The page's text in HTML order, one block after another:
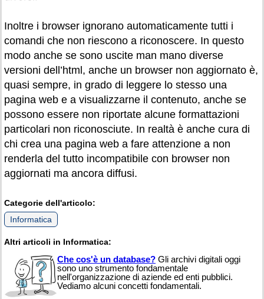
Inoltre i browser ignorano automaticamente tutti i
comandi che non riescono a riconoscere. In questo
modo anche se sono uscite man mano diverse
versioni dell’html, anche un browser non aggiornato è,
quasi sempre, in grado di leggere lo stesso una
pagina web e a visualizzarne il contenuto, anche se
possono essere non riportate alcune formattazioni
particolari non riconosciute. In realtà è anche cura di
chi crea una pagina web a fare attenzione a non
renderla del tutto incompatibile con browser non
aggiornati ma ancora diffusi.
Categorie dell'articolo:
Informatica
Altri articoli in Informatica:
Che cos'è un database? Gli archivi digitali oggi
sono uno strumento fondamentale
nell'organizzazione di aziende ed enti pubblici.
Vediamo alcuni concetti fondamentali.